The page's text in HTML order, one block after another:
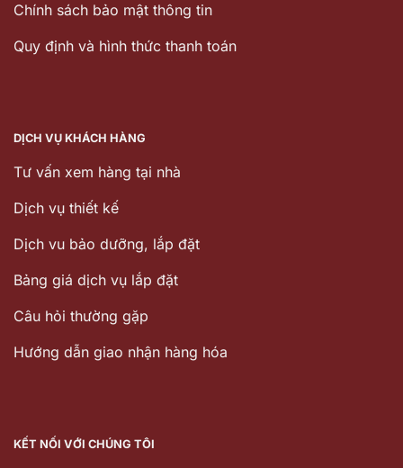
Chính sách bảo mật thông tin
Quy định và hình thức thanh toán
DỊCH VỤ KHÁCH HÀNG
Tư vấn xem hàng tại nhà
Dịch vụ thiết kế
Dịch vu bảo dưỡng, lắp đặt
Bảng giá dịch vụ lắp đặt
Câu hỏi thường gặp
Hướng dẫn giao nhận hàng hóa
KẾT NỐI VỚI CHÚNG TÔI